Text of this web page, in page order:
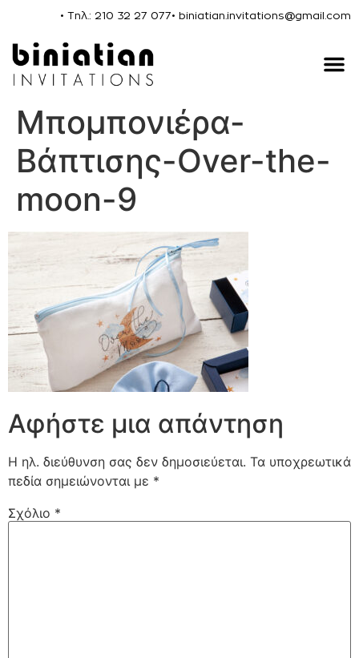
• Τηλ.: 210 32 27 077• biniatian.invitations@gmail.com
Μπομπονιέρα-
Βάπτισης-Over-the-
moon-9
Αφήστε μια απάντηση
Η ηλ. διεύθυνση σας δεν δημοσιεύεται. Τα υποχρεωτικά
πεδία σημειώνονται με *
Σχόλιο *